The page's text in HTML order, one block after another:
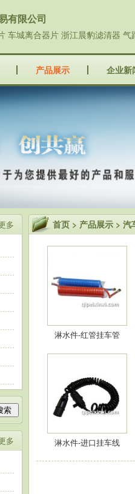
有限公司
车城离合器片 浙江晨豹滤清器
产品展示 企业新
多
索
多
首页 > 产品展示 > 汽
淋水件-红管挂车管
淋水件-进口挂车线